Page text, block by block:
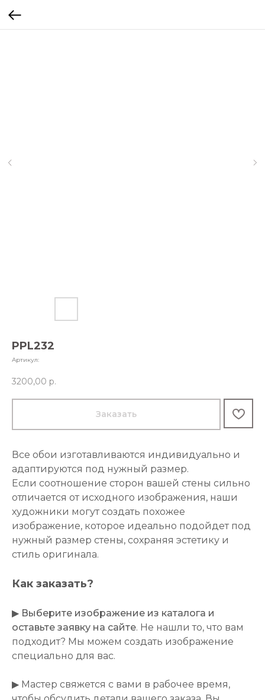
PPL232
Артикул:
3200,00 р.
Заказать
Все обои изготавливаются индивидуально и
адаптируются под нужный размер.
Если соотношение сторон вашей стены сильно
отличается от исходного изображения, наши
художники могут создать похожее
изображение, которое идеально подойдет под
нужный размер стены, сохраняя эстетику и
стиль оригинала.
Как заказать?
▶ Выберите изображение из каталога и
оставьте заявку на сайте. Не нашли то, что вам
подходит? Мы можем создать изображение
специально для вас.
▶ Мастер свяжется с вами в рабочее время,